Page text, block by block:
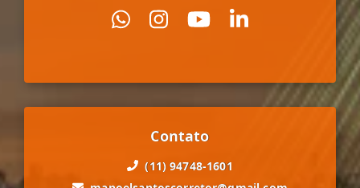
Contato
(11) 94748-1601